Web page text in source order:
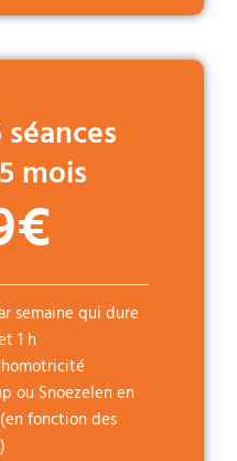
mois
semaine qui dure
1 h
ou Snoezelen en
fonction des